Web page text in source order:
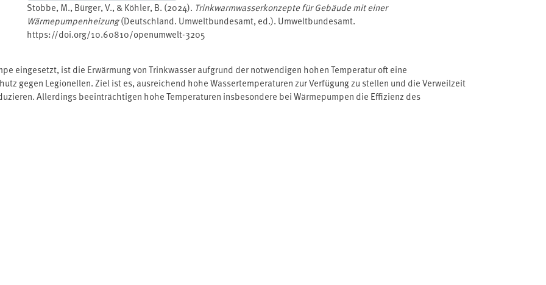
Stobbe, M., Bürger, V., & Köhler, B. (2024). Trinkwarmwasserkonzepte für Gebäude mit einer
Wärmepumpenheizung(Deutschland. Umweltbundesamt, ed.). Umweltbundesamt.
https://doi.org/10.60810/openumwelt-3205
eingesetzt, ist die Erwärmung von Trinkwasser aufgrund der notwendigen hohen Temperatur oft eine
gegen Legionellen. Ziel ist es, ausreichend hohe Wassertemperaturen zur Verfügung zu stellen und die Verweilzeit
Allerdings beeinträchtigen hohe Temperaturen insbesondere bei Wärmepumpen die Effizienz des
wirkungsvollem Legionellenschutz. Quelle: www.umweltbundesamt.de